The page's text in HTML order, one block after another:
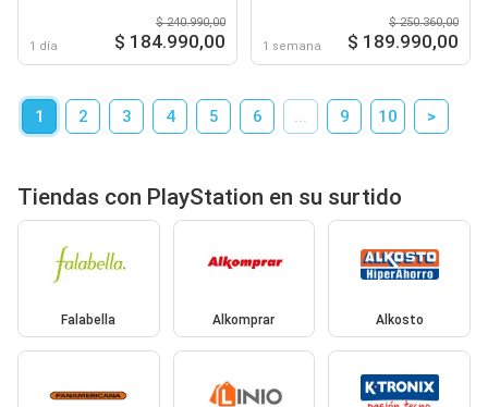
1 día
$ 240.990,00
$ 184.990,00 1 semana
$ 250.360,00
$ 189.990,00
1 2 3 4 5 6 9 10 >
Tiendas con PlayStation en su surtido
Falabella Alkomprar Alkosto